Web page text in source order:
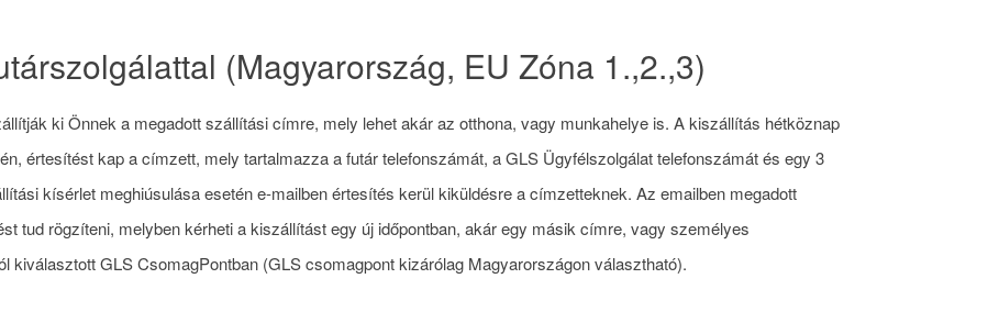
(Magyarország, EU Zóna 1.,2.,3)
ki Önnek a megadott szállítási címre, mely lehet akár az otthona, vagy munkahelye is. A kiszállítás hétköznap
értesítést kap a címzett, mely tartalmazza a futár telefonszámát, a GLS Ügyfélszolgálat telefonszámát és egy 3
kísérlet meghiúsulása esetén e-mailben értesítés kerül kiküldésre a címzetteknek. Az emailben megadott
tud rögzíteni, melyben kérheti a kiszállítást egy új időpontban, akár egy másik címre, vagy személyes
kiválasztott GLS CsomagPontban (GLS csomagpont kizárólag Magyarországon választható).